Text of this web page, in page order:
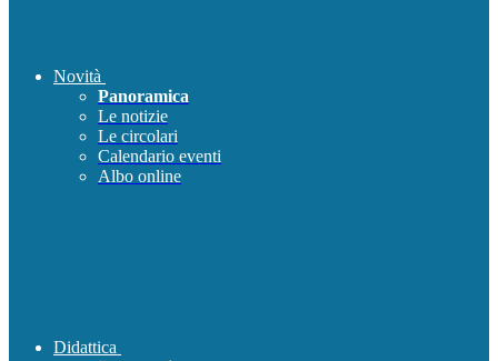
Novità
Panoramica
Le notizie
Le circolari
Calendario eventi
Albo online
Didattica